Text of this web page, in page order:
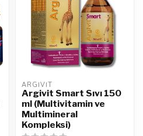
ARGIVIT
Argivit Smart Sıvı 150
ml (Multivitamin ve
Multimineral
Kompleksi)